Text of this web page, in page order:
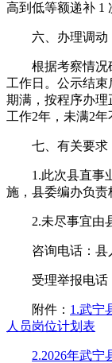
高到低等额递补 1
六、办理调动
根据考察情况确
工作日。公示结
期满，按程序办
工作2年，未满2年
七、有关要求
1.此次县直事业
施，县委编办负责
2.未尽事宜由县
咨询电话：县人
受理举报电话：
附件： 1.武宁
人员岗位计划表
2.2026年武宁